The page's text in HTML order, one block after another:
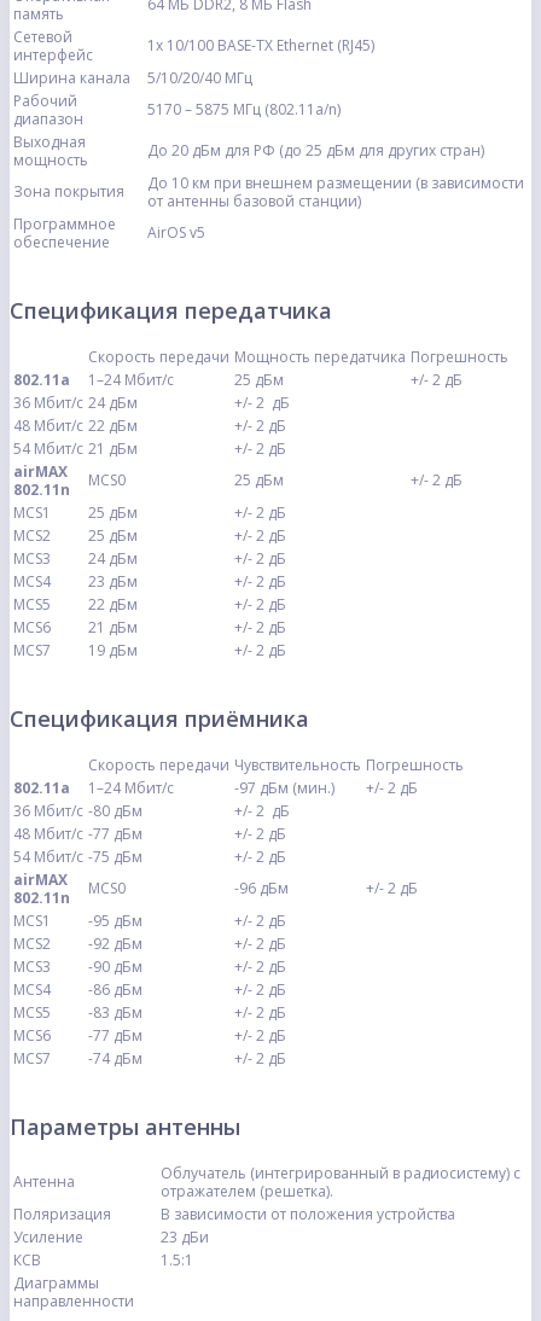
память
64 MБ DDR2, 8 MБ Flash
Сетевой
интерфейс
1х 10/100 BASE-TX Ethernet (RJ45)
Ширина канала
5/10/20/40 МГц
Рабочий
диапазон
5170 – 5875 МГц (802.11a/n)
Выходная
мощность
До 20 дБм для РФ (до 25 дБм для других стран)
Зона покрытия
До 10 км при внешнем размещении (в зависимости
от антенны базовой станции)
Программное
обеспечение
AirOS v5
Cпецификация передатчика
Скорость передачи Мощность передатчика Погрешность
802.11a
1–24 Мбит/с 25 дБм
+/- 2 дБ
36 Мбит/с 24 дБм
+/- 2 дБ
48 Мбит/с 22 дБм
+/- 2 дБ
54 Мбит/с 21 дБм
+/- 2 дБ
airMAX
802.11n
MCS0 25 дБм
+/- 2 дБ
MCS1
25 дБм
+/- 2 дБ
MCS2
25 дБм
+/- 2 дБ
MCS3
24 дБм
+/- 2 дБ
MCS4
23 дБм
+/- 2 дБ
MCS5
22 дБм
+/- 2 дБ
MCS6
21 дБм
+/- 2 дБ
MCS7
19 дБм +/- 2 дБ
Спецификация приёмника
Скорость передачи Чувствительность Погрешность
802.11a
1–24 Мбит/с -97 дБм (мин.)
+/- 2 дБ
36 Мбит/с -80 дБм
+/- 2 дБ
48 Мбит/с -77 дБм
+/- 2 дБ
54 Мбит/с -75 дБм
+/- 2 дБ
airMAX
802.11n
MCS0 -96 дБм
+/- 2 дБ
MCS1
-95 дБм
+/- 2 дБ
MCS2
-92 дБм
+/- 2 дБ
MCS3
-90 дБм
+/- 2 дБ
MCS4
-86 дБм
+/- 2 дБ
MCS5
-83 дБм
+/- 2 дБ
MCS6
-77 дБм
+/- 2 дБ
MCS7
-74 дБм +/- 2 дБ
Параметры антенны
Антенна
Облучатель (интегрированный в радиосистему) с
отражателем (решетка).
Поляризация
В зависимости от положения устройства
Усиление
23 дБи
КСВ
1.5:1
Диаграммы
направленности